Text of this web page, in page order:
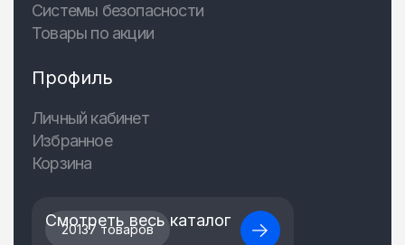
Системы безопасности
Товары по акции
Профиль
Личный кабинет
Избранное
Корзина
20137 товаров
Смотреть весь каталог